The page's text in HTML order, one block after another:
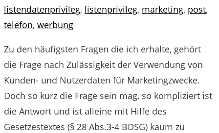
listendatenprivileg, listenprivileg, marketing, post,
telefon, werbung
Zu den häufigsten Fragen die ich erhalte, gehört
die Frage nach Zulässigkeit der Verwendung von
Kunden- und Nutzerdaten für Marketingzwecke.
Doch so kurz die Frage sein mag, so kompliziert ist
die Antwort und ist alleine mit Hilfe des
Gesetzestextes (§ 28 Abs.3-4 BDSG) kaum zu